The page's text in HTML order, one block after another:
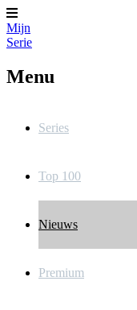
Mijn
Serie
Menu
Series
Top 100
Nieuws
Premium